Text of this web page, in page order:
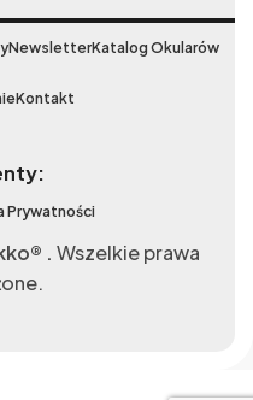
NewsletterKatalog Okularów
Kontakt
Prywatności
. Wszelkie prawa